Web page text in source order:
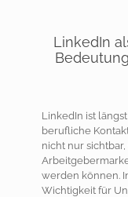
LinkedIn
LinkedIn ist
berufliche
nicht nur
werden können.
Wichtigkeit für